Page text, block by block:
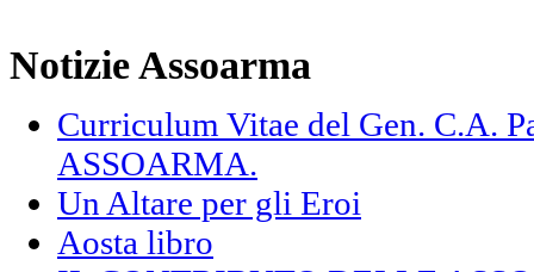
Notizie Assoarma
Curriculum Vitae del Gen. C.A.
ASSOARMA.
Un Altare per gli Eroi
Aosta libro